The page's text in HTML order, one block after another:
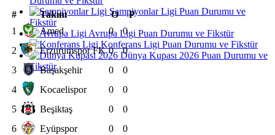
Şampiyonlar Ligi Puan Durumu ve
Fikstür
Avrupa Ligi Puan Durumu ve Fikstür
Konferans Ligi Puan Durumu ve Fikstür
Dünya Kupası 2026 Puan Durumu ve
Fikstür
# Takım O
P
1
Amed 0
0
2
Erzurumspor FK 0
0
3
Başakşehir 0
0
4
Kocaelispor 0
0
5
Beşiktaş 0
0
6
Eyüpspor 0
0